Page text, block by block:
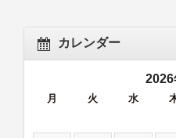
カレンダー
2026
月 火 水